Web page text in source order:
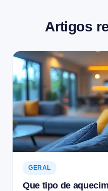
Artigos
GERAL
Que tipo de